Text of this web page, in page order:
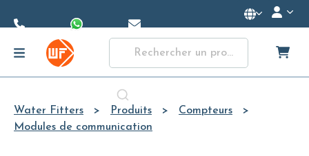
Content
Water Fitters Produits
Compteurs
Modules de communication